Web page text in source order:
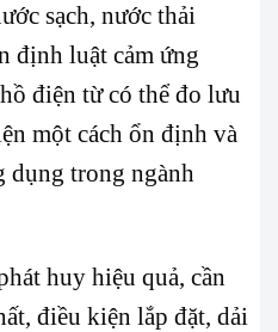
sạch, nước thải
định luật cảm ứng
điện từ có thể đo lưu
một cách ổn định và
dụng trong ngành
huy hiệu quả, cần
điều kiện lắp đặt, dải